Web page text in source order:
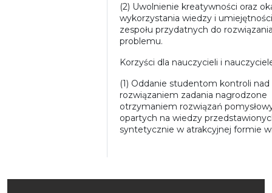
(2) Uwolnienie kreatywności oraz
wykorzystania wiedzy i umiejętności
zespołu przydatnych do
problemu.
Korzyści dla nauczycieli i
(1) Oddanie studentom kontroli nad
rozwiązaniem zadania nagrodzone
otrzymaniem rozwiązań
opartych na wiedzy
syntetycznie w atrakcyjnej formie